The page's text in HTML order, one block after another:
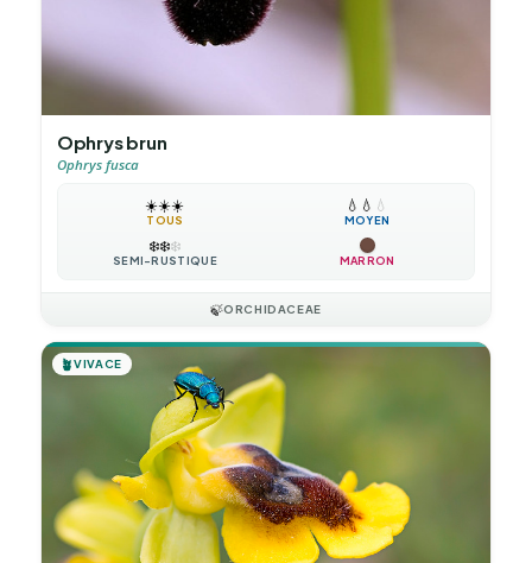
Ophrys brun
Ophrys fusca
☀️☀️☀️
TOUS
💧 💧 💧
MOYEN
❄️❄️❄️
SEMI-RUSTIQUE MARRON
🍃ORCHIDACEAE
🪴VIVACE